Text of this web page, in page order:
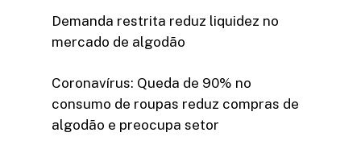
Demanda restrita reduz liquidez no
mercado de algodão
Coronavírus: Queda de 90% no
consumo de roupas reduz compras de
algodão e preocupa setor